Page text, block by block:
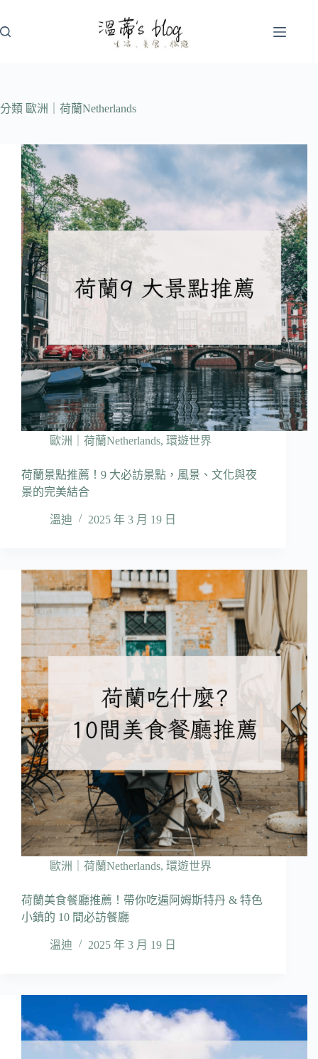
至
分類 歐洲｜荷蘭Netherlands
歐洲｜荷蘭Netherlands, 環遊世界
荷蘭景點推薦！9 大必訪景點，風景、文化與夜
景的完美結合
溫迪 2025 年 3 月 19 日
歐洲｜荷蘭Netherlands, 環遊世界
荷蘭美食餐廳推薦！帶你吃遍阿姆斯特丹 & 特色
小鎮的 10 間必訪餐廳
溫迪 2025 年 3 月 19 日